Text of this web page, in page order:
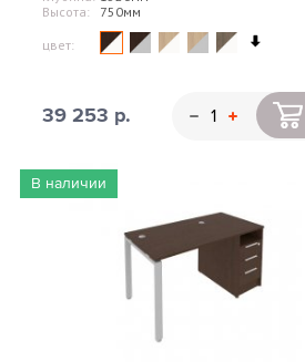
Высота:
750мм
цвет:
39 253 р.
В наличии